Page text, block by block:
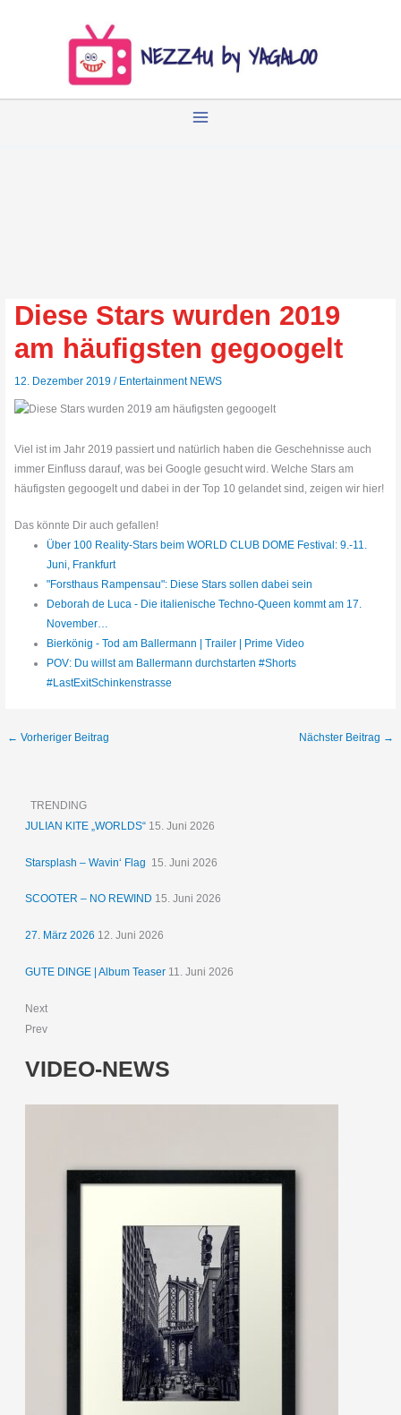
Diese Stars wurden 2019
am häufigsten gegoogelt
12. Dezember 2019/ Entertainment NEWS
Viel ist im Jahr 2019 passiert und natürlich haben die Geschehnisse auch
immer Einfluss darauf, was bei Google gesucht wird. Welche Stars am
häufigsten gegoogelt und dabei in der Top 10 gelandet sind, zeigen wir hier!
Das könnte Dir auch gefallen!
Über 100 Reality-Stars beim WORLD CLUB DOME Festival: 9.-11.
Juni, Frankfurt
"Forsthaus Rampensau": Diese Stars sollen dabei sein
Deborah de Luca - Die italienische Techno-Queen kommt am 17.
November…
Bierkönig - Tod am Ballermann | Trailer | Prime Video
POV: Du willst am Ballermann durchstarten #Shorts
#LastExitSchinkenstrasse
← Vorheriger Beitrag Nächster Beitrag →
TRENDING
JULIAN KITE „WORLDS“ 15. Juni 2026
Starsplash – Wavin‘ Flag 15. Juni 2026
SCOOTER – NO REWIND 15. Juni 2026
27. März 2026 12. Juni 2026
GUTE DINGE | Album Teaser 11. Juni 2026
Next
Prev
VIDEO-NEWS